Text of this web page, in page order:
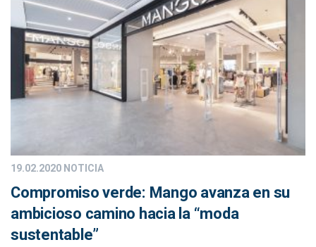
19.02.2020NOTICIA
Compromiso verde: Mango avanza en su
ambicioso camino hacia la “moda
sustentable”